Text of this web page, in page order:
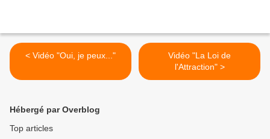
< Vidéo "Oui, je peux..."
Vidéo "La Loi de
l'Attraction" >
Hébergé par Overblog
Top articles